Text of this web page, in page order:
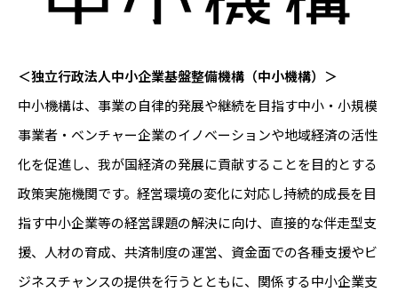
＜独立行政法人中小企業基盤整備機構（中小機構）＞
中小機構は、事業の自律的発展や継続を目指す中小・小規模
事業者・ベンチャー企業のイノベーションや地域経済の活性
化を促進し、我が国経済の発展に貢献することを目的とする
政策実施機関です。経営環境の変化に対応し持続的成長を目
指す中小企業等の経営課題の解決に向け、直接的な伴走型支
援、人材の育成、共済制度の運営、資金面での各種支援やビ
ジネスチャンスの提供を行うとともに、関係する中小企業支